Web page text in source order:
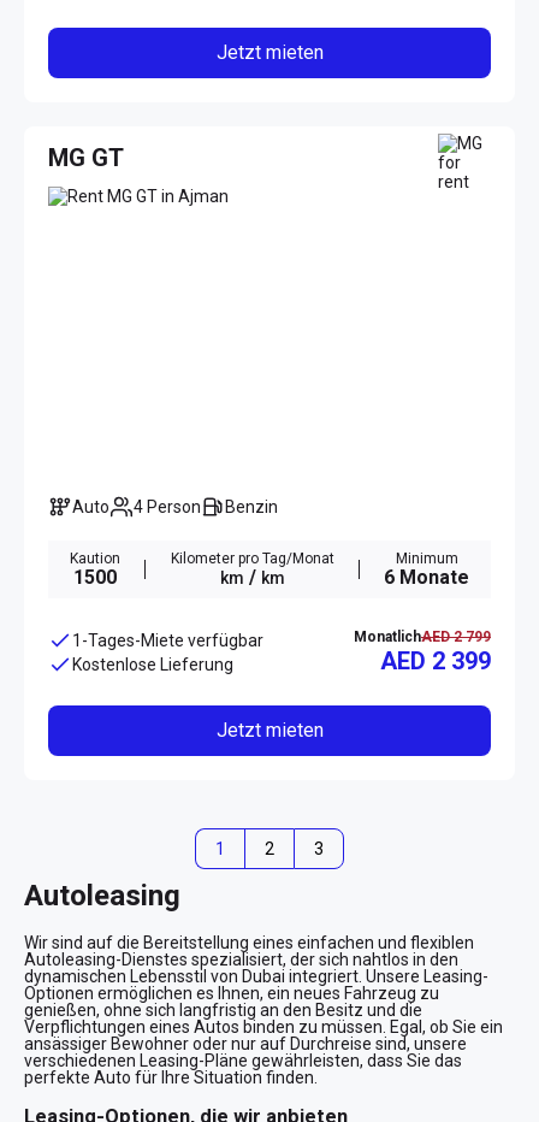
Jetzt mieten
MG GT
Auto 4 Person Benzin
Kaution
1500
Kilometer pro Tag/Monat
km / km
Minimum
6 Monate
1-Tages-Miete verfügbar
Kostenlose Lieferung
MonatlichAED 2 799
AED 2 399
Jetzt mieten
1 2 3
Autoleasing
Wir sind auf die Bereitstellung eines einfachen und flexiblen
Autoleasing-Dienstes spezialisiert, der sich nahtlos in den
dynamischen Lebensstil von Dubai integriert. Unsere Leasing-
Optionen ermöglichen es Ihnen, ein neues Fahrzeug zu
genießen, ohne sich langfristig an den Besitz und die
Verpflichtungen eines Autos binden zu müssen. Egal, ob Sie ein
ansässiger Bewohner oder nur auf Durchreise sind, unsere
verschiedenen Leasing-Pläne gewährleisten, dass Sie das
perfekte Auto für Ihre Situation finden.
Leasing-Optionen, die wir anbieten